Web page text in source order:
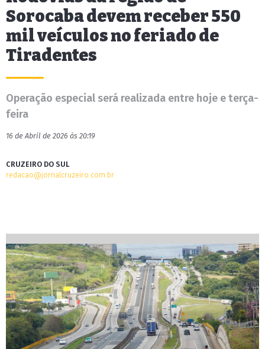
Sorocaba devem receber 550
mil veículos no feriado de
Tiradentes
Operação especial será realizada entre hoje e terça-
feira
16 de Abril de 2026 às 20:19
CRUZEIRO DO SUL
redacao@jornalcruzeiro.com.br